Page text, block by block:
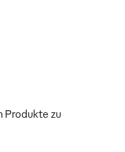
Produkte zu